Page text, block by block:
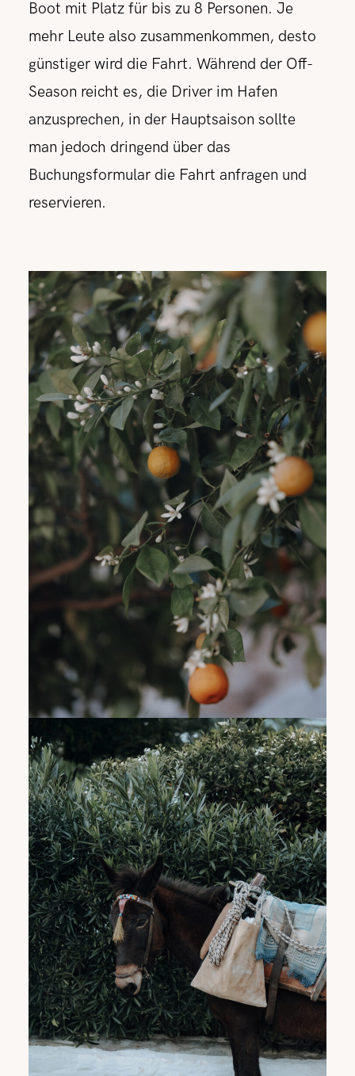
Boot mit Platz für bis zu 8 Personen. Je
mehr Leute also zusammenkommen, desto
günstiger wird die Fahrt. Während der Off-
Season reicht es, die Driver im Hafen
anzusprechen, in der Hauptsaison sollte
man jedoch dringend über das
Buchungsformular die Fahrt anfragen und
reservieren.